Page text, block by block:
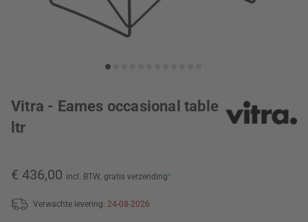
Vitra - Eames occasional table
ltr
€ 436,00 incl. BTW, gratis verzending*
Verwachte levering: 24-08-2026